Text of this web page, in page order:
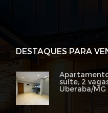
DESTAQUES PARA
suíte, 2
Uberaba/MG